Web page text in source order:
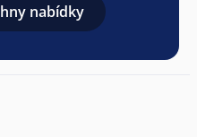
nabídky